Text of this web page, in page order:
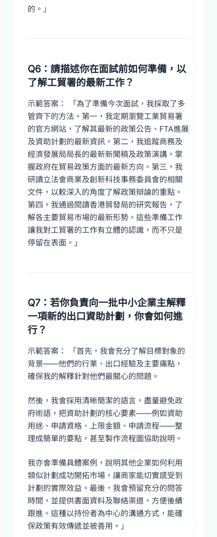
的。」
Q6：請描述你在面試前如何準備，以
了解工貿署的最新工作？
示範答案： 「為了準備今次面試，我採取了多
管齊下的方法。第一，我定期瀏覽工業貿易署
的官方網站，了解其最新的政策公告、FTA進展
及資助計劃的最新資訊。第二，我追蹤商務及
經濟發展局局長的最新新聞稿及政策演講，掌
握政府在貿易政策方面的最新方向。第三，我
研讀立法會商業及創新科技事務委員會的相關
文件，以較深入的角度了解政策辯論的重點。
第四，我通過閱讀香港貿發局的研究報告，了
解各主要貿易市場的最新形勢。這些準備工作
讓我對工貿署的工作有立體的認識，而不只是
停留在表面。」
Q7：若你負責向一批中小企業主解釋
一項新的出口資助計劃，你會如何進
行？
示範答案： 「首先，我會充分了解目標對象的
背景——他們的行業、出口經驗及主要痛點，
確保我的解釋針對他們最關心的問題。
然後，我會採用清晰簡潔的語言，盡量避免政
府術語，把資助計劃的核心要素——例如資助
用途、申請資格、上限金額、申請流程——整
理成簡單的要點，甚至製作流程圖協助說明。
我亦會準備具體案例，說明其他企業如何利用
類似計劃成功開拓市場，讓商家能切實感受到
計劃的實際效益。最後，我會預留充分的問答
時間，並提供書面資料及聯絡渠道，方便後續
跟進。這種以持份者為中心的溝通方式，能確
保政策有效傳遞並被善用。」